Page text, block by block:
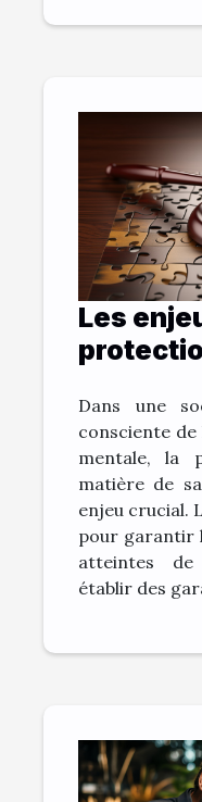
Les
mentale
Dans une
consciente
mentale, la
matière de
enjeu crucial.
pour garantir
atteintes
établir des